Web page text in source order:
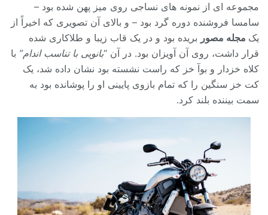
مجموعه ای از نمونه های نساجی روی میز پهن شده بود –
سامسا فروشنده دوره گرد بود – و بالای آن تصویری که اخیراً از
یک مجله مصور بریده بود و در یک قاب زیبا و طلاکاری شده
قرار داشت، روی آن آویزان بود. در آن “بانویی با تناسب اندام” با
کلاه خزدار و بوآ خز که راست نشسته بود نشان داده شد، یک
کت خز سنگین را که تمام بازوی پایینی او را پوشانده بود به
سمت بیننده بلند کرد.